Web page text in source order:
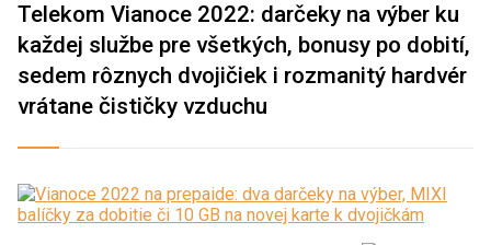
Telekom Vianoce 2022: darčeky na výber ku
každej službe pre všetkých, bonusy po dobití,
sedem rôznych dvojičiek i rozmanitý hardvér
vrátane čističky vzduchu